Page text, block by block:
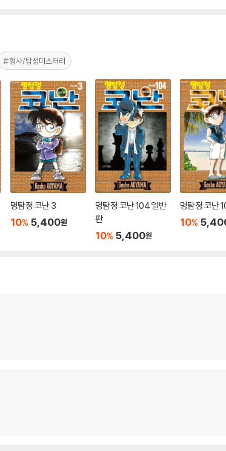
#형사/탐정미스터리
명탐정 코난 3
10% 5,400원
명탐정 코난 104 일반
판
10% 5,400원
명탐정 코난
10%